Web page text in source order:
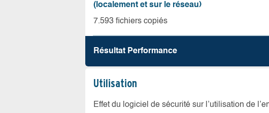
(localement et sur le réseau)
7.593 fichiers copiés
Résultat Performance
Utilisation
Effet du logiciel de sécurité sur l’utilisation de